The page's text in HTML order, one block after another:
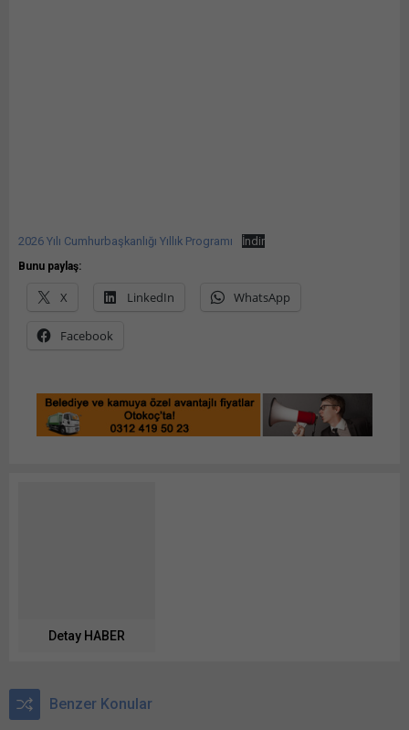
2026 Yılı Cumhurbaşkanlığı Yıllık Programı İndir
Bunu paylaş:
X LinkedIn WhatsApp
Facebook
Detay HABER
Benzer Konular